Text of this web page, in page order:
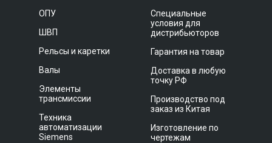
ОПУ
ШВП
Рельсы и каретки
Валы
Элементы
трансмиссии
Техника
автоматизации
Siemens
Специальные
условия для
дистрибьюторов
Гарантия на товар
Доставка в любую
точку РФ
Производство под
заказ из Китая
Изготовление по
чертежам